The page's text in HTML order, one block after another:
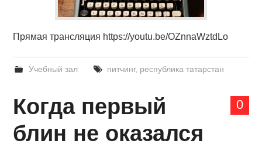
Прямая трансляция https://youtu.be/OZnnaWztdLo
Учебный зал питчинг, республика татарстан
0
Когда первый
блин не оказался